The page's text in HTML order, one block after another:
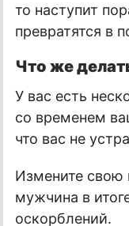
то наступит
превратятся в
Что же
У вас есть
со временем
что вас не
Измените свою
мужчина в
оскорблений.